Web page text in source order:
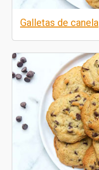
Galletas de canela